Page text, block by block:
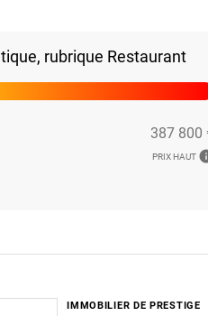
rubrique Restaurant
387 800
PRIX HAUT
IMMOBILIER DE PRESTIGE